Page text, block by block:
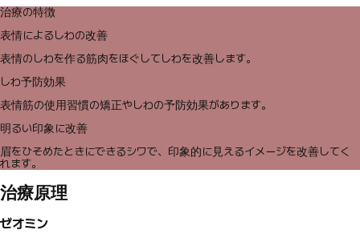
治療の特徴
表情によるしわの改善
表情のしわを作る筋肉をほぐしてしわを改善します。
しわ予防効果
表情筋の使用習慣の矯正やしわの予防効果があります。
明るい印象に改善
眉をひそめたときにできるシワで、印象的に見えるイメージを改善してく
れます。
治療原理
ゼオミン